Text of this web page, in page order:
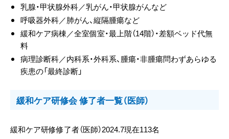
乳腺・甲状腺外科／乳がん・甲状腺がんなど
呼吸器外科／肺がん、縦隔腫瘍など
緩和ケア病棟／全室個室・最上階（14階）・差額ベッド代無
料
病理診断科／内科系・外科系、腫瘍・非腫瘍問わずあらゆる
疾患の「最終診断」
緩和ケア研修会 修了者一覧（医師）
緩和ケア研修修了者（医師）2024.7現在113名